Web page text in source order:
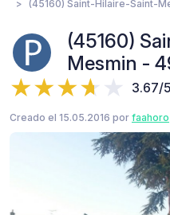
(45160) Saint-Hilaire-Saint-
(45160)
Mesmin -
3.67/5
Creado el 15.05.2016 por faahoro